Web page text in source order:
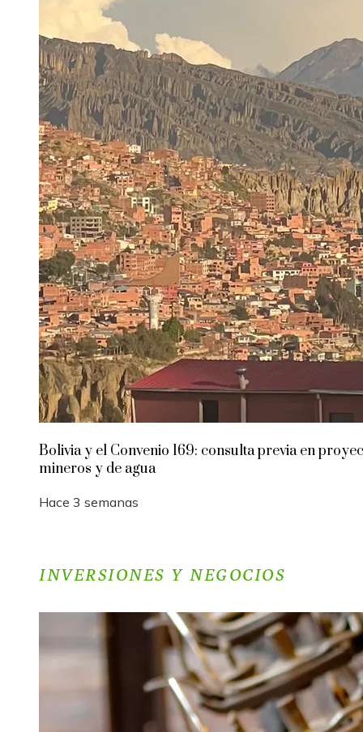
Bolivia y el Convenio 169: consulta previa en
mineros y de agua
Hace 3 semanas
INVERSIONES Y NEGOCIOS